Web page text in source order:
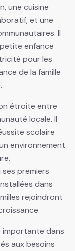
une cuisine
et une
Il
enfance
pour les
de la famille
étroite entre
locale. Il
scolaire
environnement
ses premiers
dans
rejoindront
importante dans
aux besoins